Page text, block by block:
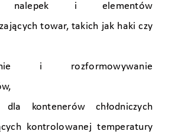
nalepek i elementów
towar, takich jak haki czy
i rozformowywanie
dla kontenerów chłodniczych
kontrolowanej temperatury